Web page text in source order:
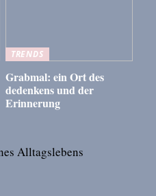
TRENDS
Grabmal: ein Ort des
dedenkens und der
Erinnerung
Alltagslebens